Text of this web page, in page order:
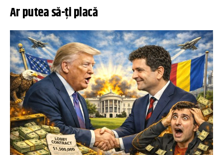
Ar putea să-ți placă